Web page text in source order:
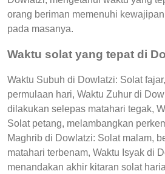
orang beriman memenuhi
pada masanya.
Waktu solat yang tepat di
Waktu Subuh di Dowlatzi: Solat
permulaan hari, Waktu Zuhur di
dilakukan selepas matahari tegak,
Solat petang, melambangkan
Maghrib di Dowlatzi: Solat malam,
matahari terbenam, Waktu Isyak di
menandakan akhir kitaran solat